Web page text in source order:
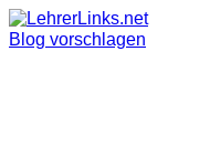
Skip
to
Blog vorschlagen